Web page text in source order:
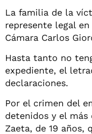
La familia de la
represente legal
Cámara Carlos
Hasta tanto no
expediente, el
declaraciones.
Por el crimen del
detenidos y el
Zaeta, de 19 años,